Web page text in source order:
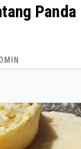
Panda